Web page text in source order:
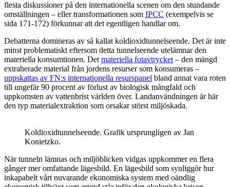
flesta diskussioner på den internationella scenen om den stundande
omställningen – eller transformationen som IPCC (exempelvis se
sida 171-172) förkunnar att det egentligen handlar om.
Debatterna domineras av så kallat koldioxidtunnelseende. Det är inte
minst problematiskt eftersom detta tunnelseende utelämnar den
materiella konsumtionen. Det materiella fotavtrycket – den mängd
extraherade material från jordens resurser som konsumeras –
uppskattas av FN:s internationella resurspanel bland annat vara roten
till ungefär 90 procent av förlust av biologisk mångfald och
uppkomsten av vattenbrist världen över. Landanvändningen är här
den typ materialextraktion som orsakar störst miljöskada.
Koldioxidtunnelseende. Grafik ursprungligen av Jan
Konietzko.
När tunneln lämnas och miljöblicken vidgas uppkommer en flera
gånger mer omfattande lägesbild. En lägesbild som synliggör hur
inkapabelt vårt nuvarande ekonomiska system med oändlig